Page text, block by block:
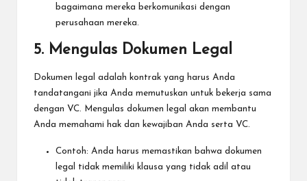
bagaimana mereka berkomunikasi dengan
perusahaan mereka.
5. Mengulas Dokumen Legal
Dokumen legal adalah kontrak yang harus Anda
tandatangani jika Anda memutuskan untuk bekerja sama
dengan VC. Mengulas dokumen legal akan membantu
Anda memahami hak dan kewajiban Anda serta VC.
Contoh: Anda harus memastikan bahwa dokumen
legal tidak memiliki klausa yang tidak adil atau